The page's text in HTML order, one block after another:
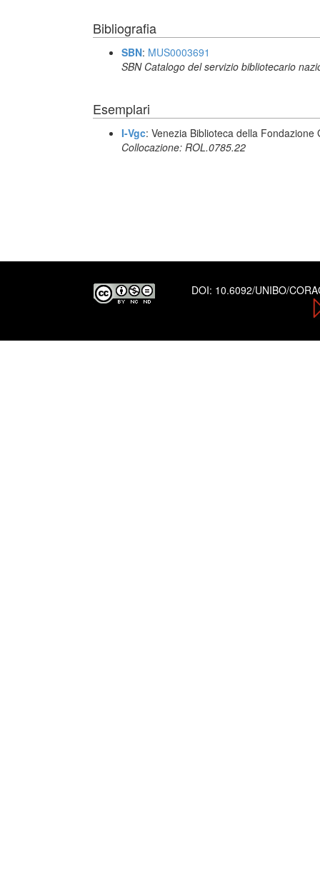
Bibliografia
SBN: MUS0003691
SBN Catalogo del servizio bibliotecario
Esemplari
I-Vgc: Venezia Biblioteca della Fondazione
Collocazione: ROL.0785.22
DOI: 10.6092/UNIBO/